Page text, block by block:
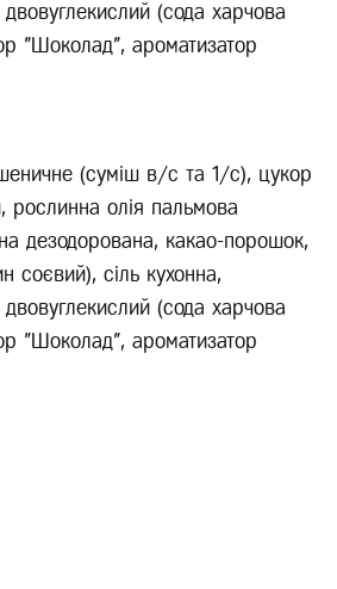
(сода харчова
"Шоколад", ароматизатор
(суміш в/с та 1/с), цукор
рослинна олія пальмова
дезодорована, какао-порошок,
соєвий), сіль кухонна,
(сода харчова
"Шоколад", ароматизатор